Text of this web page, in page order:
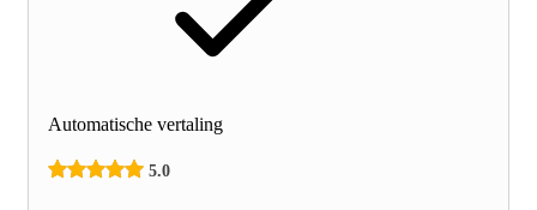
Automatische vertaling
5.0